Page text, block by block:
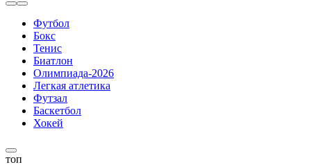
Футбол
Бокс
Тенис
Биатлон
Олимпиада-2026
Легкая атлетика
Футзал
Баскетбол
Хокей
топ